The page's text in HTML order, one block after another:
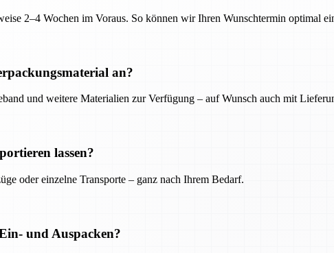
2–4 Wochen im Voraus. So können wir Ihren Wunschtermin optimal
an?
und weitere Materialien zur Verfügung – auf Wunsch auch mit
lassen?
oder einzelne Transporte – ganz nach Ihrem Bedarf.
und Auspacken?